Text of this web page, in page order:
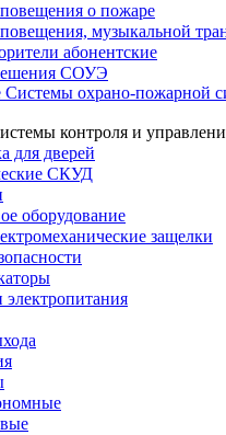
о пожаре
музыкальной
абонентские
СОУЭ
Системы охрано-пожарной
контроля и
для дверей
СКУД
оборудование
защелки